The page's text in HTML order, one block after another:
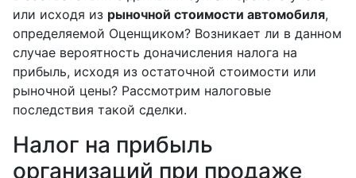
или исходя из рыночной стоимости автомобиля,
определяемой Оценщиком? Возникает ли в данном
случае вероятность доначисления налога на
прибыль, исходя из остаточной стоимости или
рыночной цены? Рассмотрим налоговые
последствия такой сделки.
Налог на прибыль
организаций при продаже